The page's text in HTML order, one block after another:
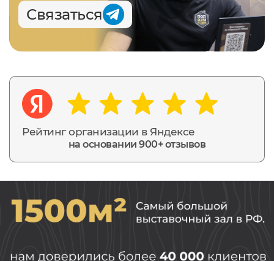
Рейтинг организации в Яндексе
на основании 900+ отзывов
Связаться